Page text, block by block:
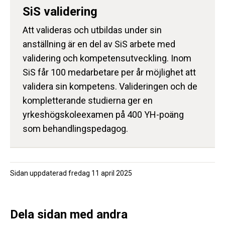
SiS validering
Att valideras och utbildas under sin
anställning är en del av SiS arbete med
validering och kompetensutveckling. Inom
SiS får 100 medarbetare per år möjlighet att
validera sin kompetens. Valideringen och de
kompletterande studierna ger en
yrkeshögskoleexamen på 400 YH-poäng
som behandlingspedagog.
Sidan uppdaterad fredag 11 april 2025
Dela sidan med andra